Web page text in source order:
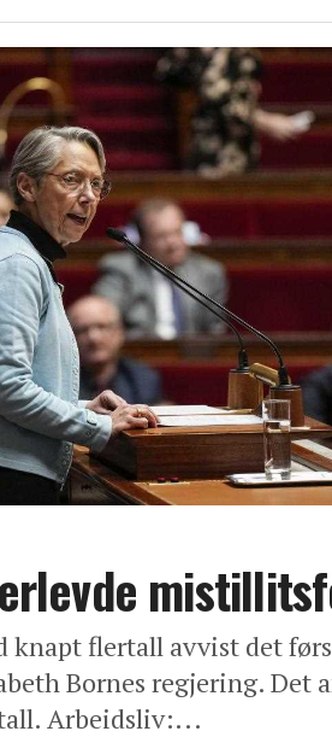
knapt flertall avvist det
Bornes regjering. Det
Arbeidsliv:...